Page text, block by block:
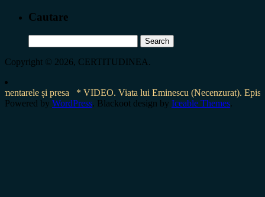
Cautare
for:
Copyright © 2026, CERTITUDINEA.
și presa
* VIDEO. Viata lui Eminescu (Necenzurat). Episodul
Powered by WordPress. Blackoot design by Iceable Themes.